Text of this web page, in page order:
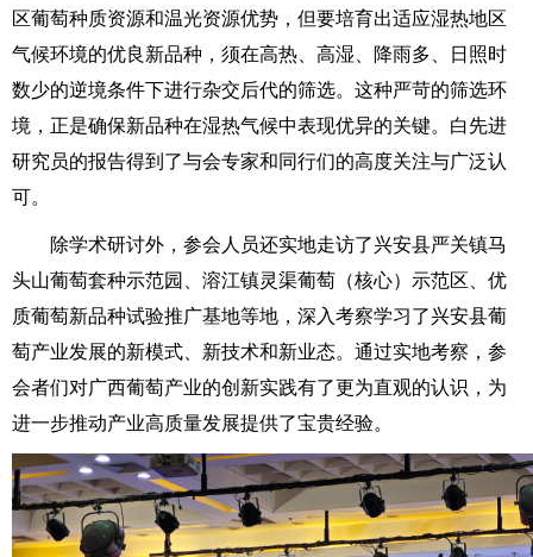
区葡萄种质资源和温光资源优势，但要培育出适应湿热地区
气候环境的优良新品种，须在高热、高湿、降雨多、日照时
数少的逆境条件下进行杂交后代的筛选。这种严苛的筛选环
境，正是确保新品种在湿热气候中表现优异的关键。白先进
研究员的报告得到了与会专家和同行们的高度关注与广泛认
可。
除学术研讨外，参会人员还实地走访了兴安县严关镇马
头山葡萄套种示范园、溶江镇灵渠葡萄（核心）示范区、优
质葡萄新品种试验推广基地等地，深入考察学习了兴安县葡
萄产业发展的新模式、新技术和新业态。通过实地考察，参
会者们对广西葡萄产业的创新实践有了更为直观的认识，为
进一步推动产业高质量发展提供了宝贵经验。